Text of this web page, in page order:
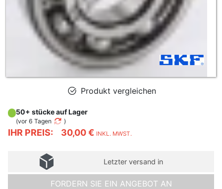
Produkt vergleichen
IHR PREIS: 30,00 € INKL. MWST.
50+ stücke auf Lager
(vor 6 Tagen )
Letzter versand in
FORDERN SIE EIN ANGEBOT AN